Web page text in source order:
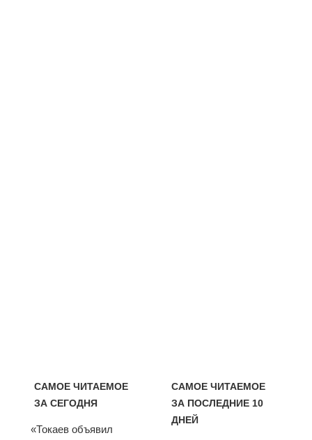
САМОЕ ЧИТАЕМОЕ
ЗА СЕГОДНЯ
«Токаев объявил
САМОЕ ЧИТАЕМОЕ
ЗА ПОСЛЕДНИЕ 10
ДНЕЙ